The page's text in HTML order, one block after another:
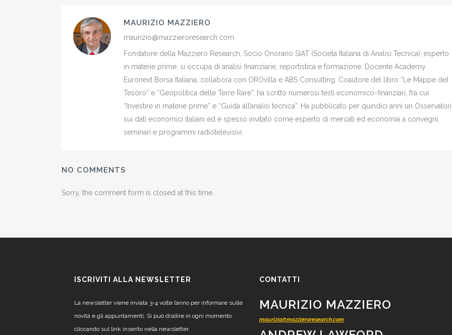
MAURIZIO MAZZIERO
maurizio@mazzieroresearch.com
Fondatore della Mazziero Research, Socio Onorario SIAT (Società Italiana di Analisi Tecnica), esperto
in materie prime, si occupa di analisi finanziarie, reportistica e formazione. Docente Academy
Euronext Borsa Italiana, collabora con OROvilla e ABS Consulting. Coautore del libro “Le Mappe del
Tesoro” e “Geopolitica delle Terre Rare”, ha scritto numerosi testi economico-finanziari, fra cui
“Investire in materie prime” e “Guida all’analisi tecnica”. Ha pubblicato per quindici anni un
sui dati economici italiani ed è spesso invitato come esperto di mercati ed economia a convegni,
seminari e programmi radiotelevisivi.
NO COMMENTS
Sorry, the comment form is closed at this time.
ISCRIVITI ALLA NEWSLETTER
La newsletter viene inviata 3-4 volte l’anno per informare sulle
novità e gli appuntamenti. Si può disdire in ogni momento
cliccando sul link inserito nella newsletter.
CONTATTI
MAURIZIO MAZZIERO
maurizio@mazzieroresearch.com